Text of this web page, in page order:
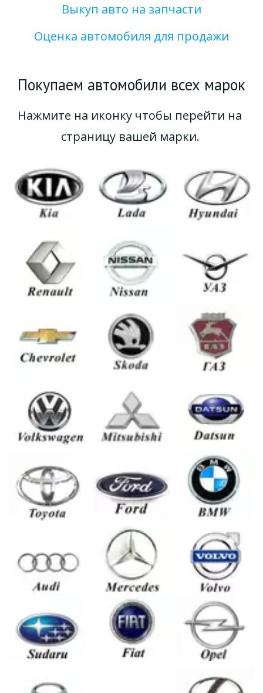
Выкуп авто на запчасти
Оценка автомобиля для продажи
Покупаем автомобили всех марок
Нажмите на иконку чтобы перейти на
страницу вашей марки.